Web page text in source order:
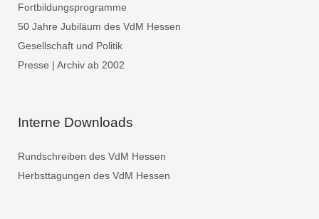
Fortbildungsprogramme
50 Jahre Jubiläum des VdM Hessen
Gesellschaft und Politik
Presse | Archiv ab 2002
Interne Downloads
Rundschreiben des VdM Hessen
Herbsttagungen des VdM Hessen